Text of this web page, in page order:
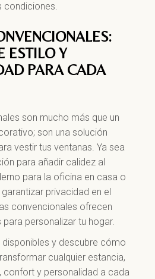
condiciones.
ESTILO Y
PARA CADA
son mucho más que un
son una solución
vestir tus ventanas. Ya sea
para añadir calidez al
para la oficina en casa o
privacidad en el
convencionales ofrecen
personalizar tu hogar.
y descubre cómo
cualquier estancia,
confort y personalidad a cada